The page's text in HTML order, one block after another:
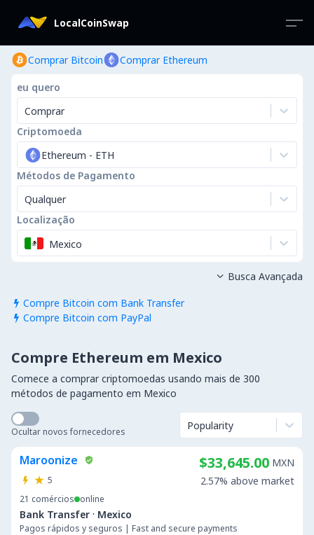
LocalCoinSwap
Comprar Bitcoin Comprar Ethereum
eu quero
Comprar
Criptomoeda
Ethereum - ETH
Métodos de Pagamento
Qualquer
Localização
Mexico
 Compre Bitcoin com Bank Transfer
 Compre Bitcoin com PayPal
 Busca Avançada
Compre Ethereum em Mexico
Comece a comprar criptomoedas usando mais de 300
métodos de pagamento em Mexico
Ocultar novos fornecedores Popularity
Maroonize
5
21 comércios online
Bank Transfer · Mexico
Pagos rápidos y seguros | Fast and secure payments
$33,645.00 MXN
2.57% above market